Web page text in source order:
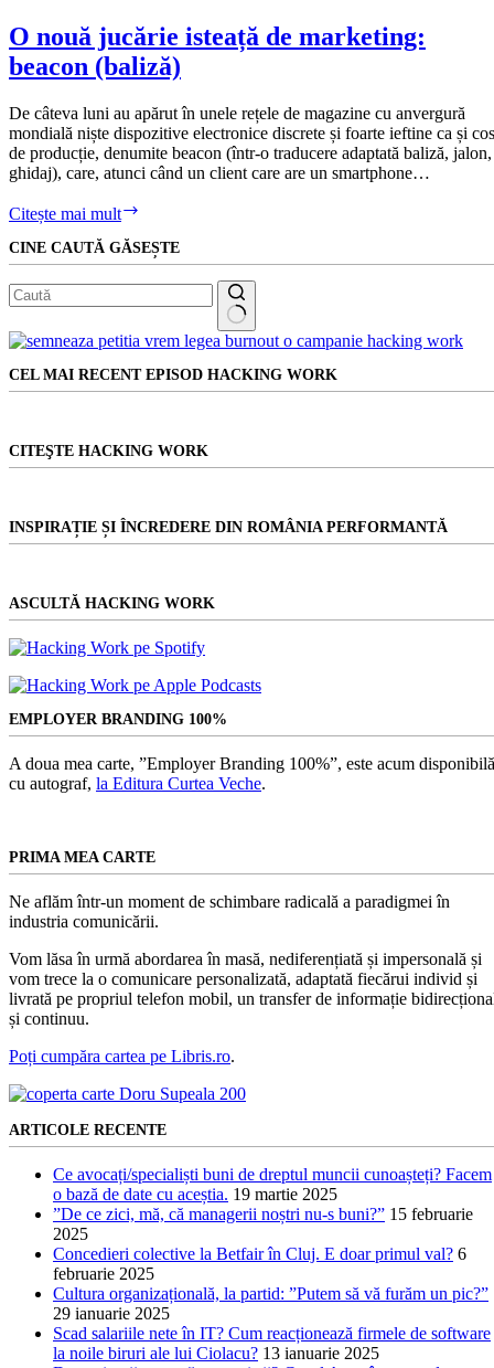
O nouă jucărie isteață de marketing:
beacon (baliză)
De câteva luni au apărut în unele rețele de magazine cu anvergură
mondială niște dispozitive electronice discrete și foarte ieftine ca și
de producție, denumite beacon (într-o traducere adaptată baliză, jalon,
ghidaj), care, atunci când un client care are un smartphone…
Citește mai mult
jucărie
isteață
de
marketing:
(baliză)
CINE CAUTĂ GĂSEȘTE
Niciun
CEL MAI RECENT EPISOD HACKING WORK
CITEŞTE HACKING WORK
INSPIRAȚIE ȘI ÎNCREDERE DIN ROMÂNIA PERFORMANTĂ
ASCULTĂ HACKING WORK
EMPLOYER BRANDING 100%
A doua mea carte, ”Employer Branding 100%”, este acum
cu autograf, la Editura Curtea Veche.
PRIMA MEA CARTE
Ne aflăm într-un moment de schimbare radicală a paradigmei în
industria comunicării.
Vom lăsa în urmă abordarea în masă, nediferențiată și impersonală și
vom trece la o comunicare personalizată, adaptată fiecărui individ și
livrată pe propriul telefon mobil, un transfer de informație
și continuu.
Poți cumpăra cartea pe Libris.ro.
ARTICOLE RECENTE
Ce avocați/specialiști buni de dreptul muncii cunoașteți? Facem
o bază de date cu aceștia. 19 martie 2025
”De ce zici, mă, că managerii noștri nu-s buni?” 15 februarie
2025
Concedieri colective la Betfair în Cluj. E doar primul val? 6
februarie 2025
Cultura organizațională, la partid: ”Putem să vă furăm un pic?”
29 ianuarie 2025
Scad salariile nete în IT? Cum reacționează firmele de software
la noile biruri ale lui Ciolacu? 13 ianuarie 2025